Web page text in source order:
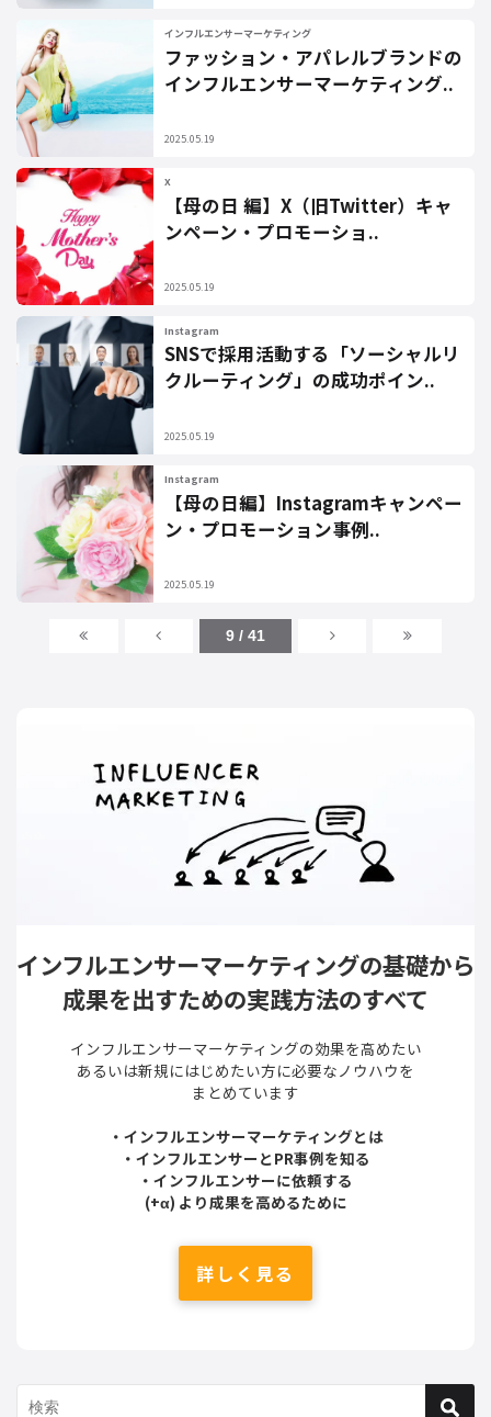
インフルエンサーマーケティング
ファッション・アパレルブランドの
インフルエンサーマーケティング..
2025.05.19
X
【母の日 編】X（旧Twitter）キャ
ンペーン・プロモーショ..
2025.05.19
Instagram
SNSで採用活動する「ソーシャルリ
クルーティング」の成功ポイン..
2025.05.19
Instagram
【母の日編】Instagramキャンペー
ン・プロモーション事例..
2025.05.19
9 / 41
インフルエンサーマーケティングの基礎から
成果を出すための実践方法のすべて
インフルエンサーマーケティングの効果を高めたい
あるいは新規にはじめたい方に必要なノウハウを
まとめています
・インフルエンサーマーケティングとは
・インフルエンサーとPR事例を知る
・インフルエンサーに依頼する
(+α) より成果を高めるために
詳しく見る